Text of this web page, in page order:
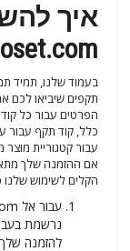
איך
תקפים שיביאו לכם
הפרטים עבור כל
כלל, קוד תקף עבור
עבור קטגוריית מוצר
אם ההזמנה שלך
הקלים לשימוש
נרשמת
להזמנה שלך